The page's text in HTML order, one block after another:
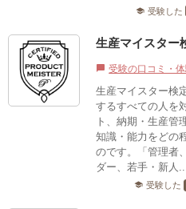
school 受験した
生産マイスター
chat_bubble 受験の口コミ・
生産マイスター検
するすべての人を
ト、納期・生産管
知識・能力をどの
のです。「管理者
ダー、若手・新人...
school 受験した